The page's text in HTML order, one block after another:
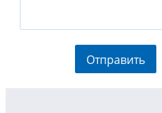
Отправить